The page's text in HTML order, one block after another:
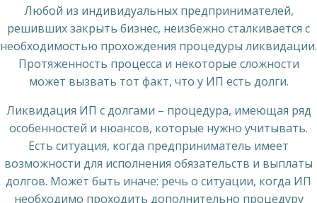
Любой из индивидуальных предпринимателей,
решивших закрыть бизнес, неизбежно сталкивается с
необходимостью прохождения процедуры ликвидации.
Протяженность процесса и некоторые сложности
может вызвать тот факт, что у ИП есть долги.
Ликвидация ИП с долгами – процедура, имеющая ряд
особенностей и нюансов, которые нужно учитывать.
Есть ситуация, когда предприниматель имеет
возможности для исполнения обязательств и выплаты
долгов. Может быть иначе: речь о ситуации, когда ИП
необходимо проходить дополнительно процедуру